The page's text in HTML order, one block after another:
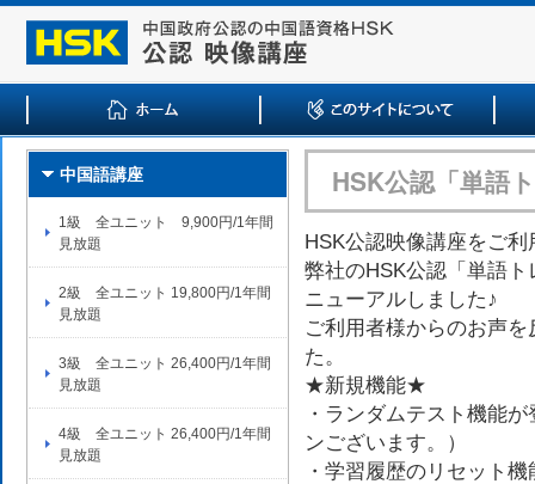
中国語講座
1級 全ユニット 9,900円/1年間
見放題
2級 全ユニット 19,800円/1年間
見放題
3級 全ユニット 26,400円/1年間
見放題
4級 全ユニット 26,400円/1年間
見放題
HSK公認「単語
HSK公認映像講座をご
弊社のHSK公認「単語
ニューアルしました♪
ご利用者様からのお声
た。
★新規機能★
・ランダムテスト機能
ンございます。）
・学習履歴のリセット